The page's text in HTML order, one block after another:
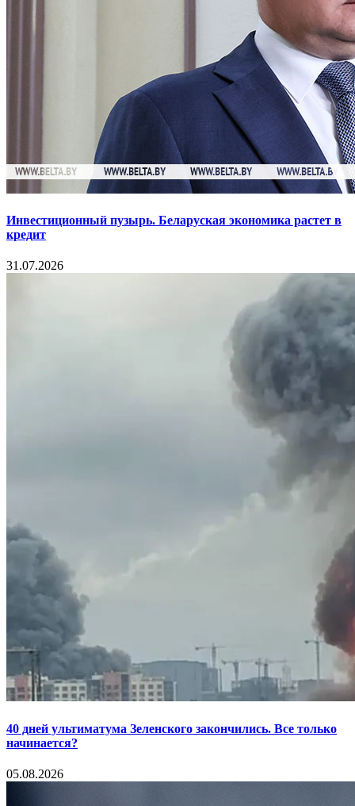
Инвестиционный пузырь. Беларуская экономика растет в
кредит
31.07.2026
40 дней ультиматума Зеленского закончились. Все только
начинается?
05.08.2026